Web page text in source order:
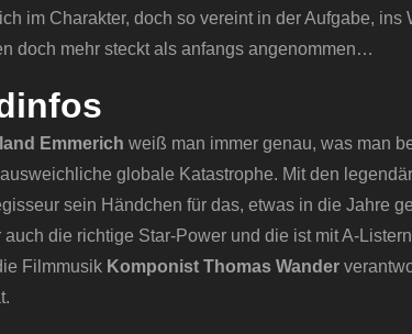
im Charakter, doch so vereint in der Aufgabe,
doch mehr steckt als anfangs angenommen…
Emmerich weiß man immer genau, was man
globale Katastrophe. Mit den
sein Händchen für das, etwas in die Jahre
die richtige Star-Power und die ist mit A-
Filmmusik Komponist Thomas Wander